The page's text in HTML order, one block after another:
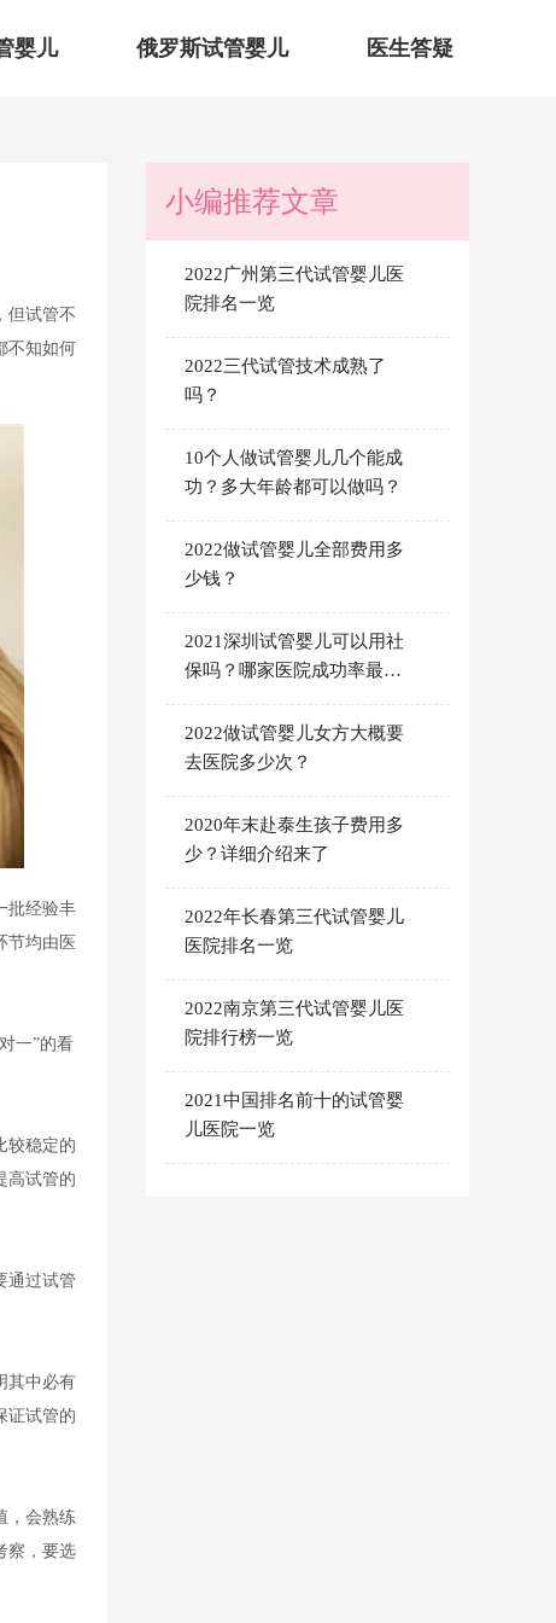
婴儿 俄罗斯试管婴儿 医生答疑
但试管不
不知如何
批经验丰
节均由医
一”的看
较稳定的
高试管的
通过试管
其中必有
证试管的
，会熟练
察，要选
小编推荐文章
2022广州第三代试管婴儿医
院排名一览
2022三代试管技术成熟了
吗？
10个人做试管婴儿几个能成
功？多大年龄都可以做吗？
2022做试管婴儿全部费用多
少钱？
2021深圳试管婴儿可以用社
保吗？哪家医院成功率最
2022做试管婴儿女方大概要
去医院多少次？
2020年末赴泰生孩子费用多
少？详细介绍来了
2022年长春第三代试管婴儿
医院排名一览
2022南京第三代试管婴儿医
院排行榜一览
2021中国排名前十的试管婴
儿医院一览